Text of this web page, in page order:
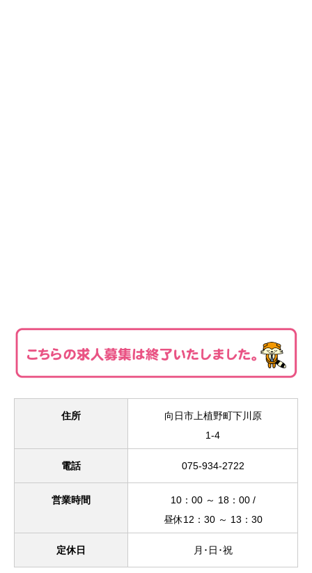
住所
向日市上植野町下川原
1-4
電話 075-934-2722
営業時間
10：00 ～ 18：00 /
昼休12：30 ～ 13：30
定休日 月･日･祝